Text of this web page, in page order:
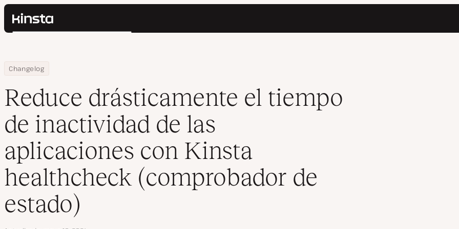
Kinsta®
Precios
Contacto
Buscar
Home
Changelog
Reduce drásticamente el tiempo de inactividad de las aplicaciones con Kinsta healthcheck (comprobador de estado)
Reduce drásticamente el tiempo
de inactividad de las
aplicaciones con Kinsta
healthcheck (comprobador de
estado)